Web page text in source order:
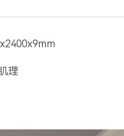
理